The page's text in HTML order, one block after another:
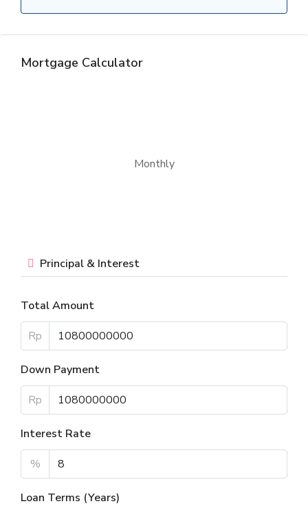
Mortgage Calculator
Monthly
Principal & Interest
Total Amount
Rp
Down Payment
Rp
Interest Rate
%
Loan Terms (Years)